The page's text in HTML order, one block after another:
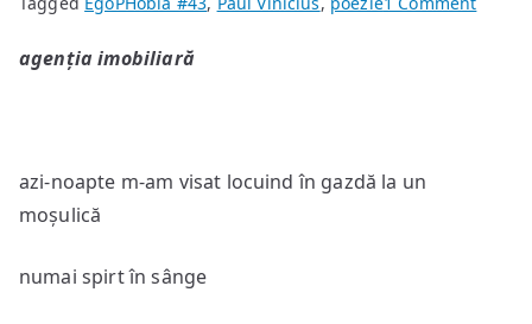
agenția imobiliară
azi-noapte m-am visat locuind în gazdă la un
moșulică
numai spirt în sânge